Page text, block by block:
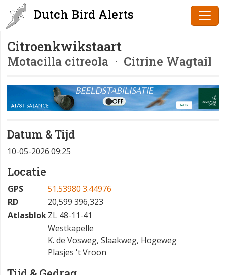
Dutch Bird Alerts
Citroenkwikstaart
Motacilla citreola · Citrine Wagtail
Datum & Tijd
10-05-2026 09:25
Locatie
GPS
51.53980 3.44976
RD
20,599 396,323
AtlasblokZL 48-11-41
Westkapelle
K. de Vosweg, Slaakweg, Hogeweg
Plasjes 't Vroon